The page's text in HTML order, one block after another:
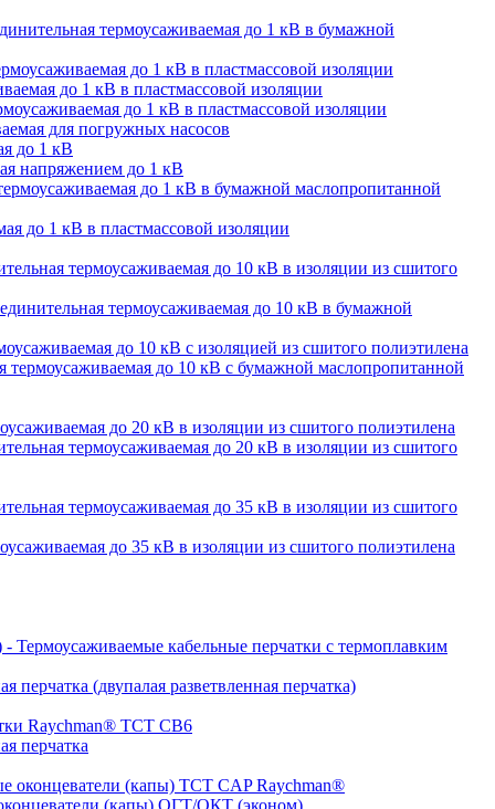
термоусаживаемая до 1 кВ в бумажной
до 1 кВ в пластмассовой изоляции
до 1 кВ в пластмассовой изоляции
до 1 кВ в пластмассовой изоляции
для погружных насосов
до 1 кВ
напряжением до 1 кВ
до 1 кВ в бумажной маслопропитанной
до 1 кВ в пластмассовой изоляции
термоусаживаемая до 10 кВ в изоляции из сшитого
термоусаживаемая до 10 кВ в бумажной
до 10 кВ с изоляцией из сшитого полиэтилена
термоусаживаемая до 10 кВ с бумажной маслопропитанной
до 20 кВ в изоляции из сшитого полиэтилена
термоусаживаемая до 20 кВ в изоляции из сшитого
термоусаживаемая до 35 кВ в изоляции из сшитого
до 35 кВ в изоляции из сшитого полиэтилена
кабельные перчатки с термоплавким
перчатка (двупалая разветвленная перчатка)
Raychman® ТСТ СВ6
перчатка
оконцеватели (капы) ТCT CAP Raychman®
(капы) ОГТ/ОКТ (эконом)